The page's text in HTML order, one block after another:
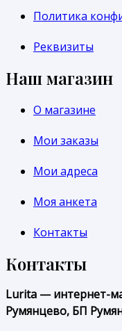
Политика
Реквизиты
Наш магазин
О магазине
Мои заказы
Мои адреса
Моя анкета
Контакты
Контакты
Lurita — интернет-
Румянцево, БП